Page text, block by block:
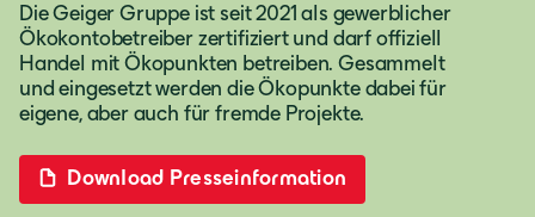
Die Geiger Gruppe ist seit 2021 als gewerblicher
Ökokontobetreiber zertifiziert und darf offiziell
Handel mit Ökopunkten betreiben. Gesammelt
und eingesetzt werden die Ökopunkte dabei für
eigene, aber auch für fremde Projekte.
Download Presseinformation